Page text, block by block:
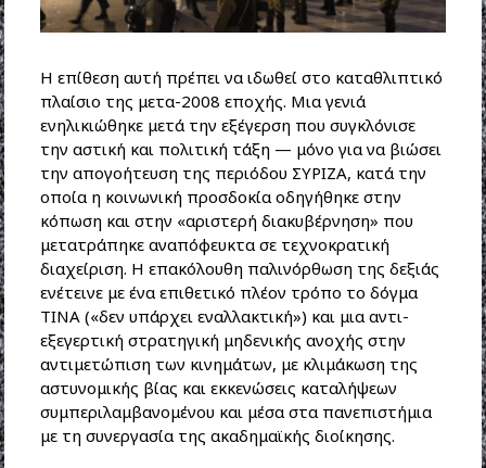
Η επίθεση αυτή πρέπει να ιδωθεί στο καταθλιπτικό
πλαίσιο της μετα-2008 εποχής. Μια γενιά
ενηλικιώθηκε μετά την εξέγερση που συγκλόνισε
την αστική και πολιτική τάξη — μόνο για να βιώσει
την απογοήτευση της περιόδου ΣΥΡΙΖΑ, κατά την
οποία η κοινωνική προσδοκία οδηγήθηκε στην
κόπωση και στην «αριστερή διακυβέρνηση» που
μετατράπηκε αναπόφευκτα σε τεχνοκρατική
διαχείριση. Η επακόλουθη παλινόρθωση της δεξιάς
ενέτεινε με ένα επιθετικό πλέον τρόπο το δόγμα
ΤΙΝΑ («δεν υπάρχει εναλλακτική») και μια αντι-
εξεγερτική στρατηγική μηδενικής ανοχής στην
αντιμετώπιση των κινημάτων, με κλιμάκωση της
αστυνομικής βίας και εκκενώσεις καταλήψεων
συμπεριλαμβανομένου και μέσα στα πανεπιστήμια
με τη συνεργασία της ακαδημαϊκής διοίκησης.